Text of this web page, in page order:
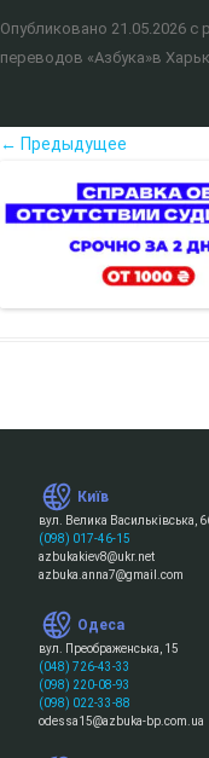
Опубликовано 21.05.2026 с
переводов «Азбука»в
← Предыдущее
Київ
вул. Велика Васильківська,
(098) 017-46-15
azbukakiev8@ukr.net
azbuka.anna7@gmail.com
Одеса
вул. Преображенська, 15
(048) 726-43-33
(098) 220-08-93
(098) 022-33-88
odessa15@azbuka-bp.com.ua